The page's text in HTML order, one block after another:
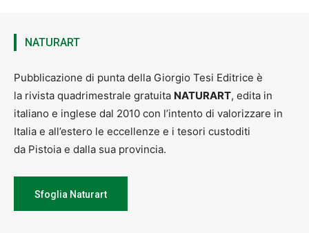
NATURART
Pubblicazione di punta della Giorgio Tesi Editrice è
la rivista quadrimestrale gratuita NATURART, edita in
italiano e inglese dal 2010 con l’intento di valorizzare in
Italia e all’estero le eccellenze e i tesori custoditi
da Pistoia e dalla sua provincia.
Sfoglia Naturart